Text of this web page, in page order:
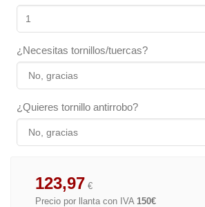
¿Necesitas tornillos/tuercas?
¿Quieres tornillo antirrobo?
123,97 €
Precio por llanta con IVA 150€